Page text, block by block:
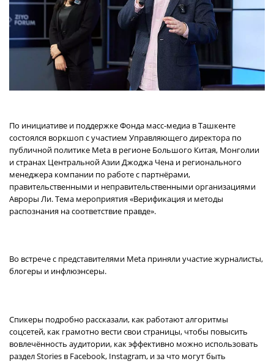
По инициативе и поддержке Фонда масс-медиа в Ташкенте
состоялся воркшоп с участием Управляющего директора по
публичной политике Meta в регионе Большого Китая, Монголии
и странах Центральной Азии Джоджа Чена и регионального
менеджера компании по работе с партнёрами,
правительственными и неправительственными организациями
Авроры Ли. Тема мероприятия «Верификация и методы
распознания на соответствие правде».
Во встрече с представителями Meta приняли участие журналисты,
блогеры и инфлюэнсеры.
Спикеры подробно рассказали, как работают алгоритмы
соцсетей, как грамотно вести свои страницы, чтобы повысить
вовлечённость аудитории, как эффективно можно использовать
раздел Stories в Facebook, Instagram, и за что могут быть